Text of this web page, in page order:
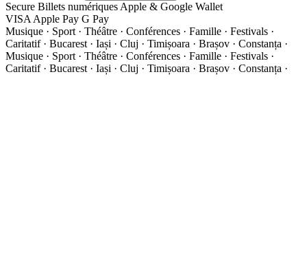
Secure Billets numériques Apple & Google Wallet
VISA Apple Pay G Pay
Musique · Sport · Théâtre · Conférences · Famille · Festivals ·
Caritatif · Bucarest · Iași · Cluj · Timișoara · Brașov · Constanța ·
Musique · Sport · Théâtre · Conférences · Famille · Festivals ·
Caritatif · Bucarest · Iași · Cluj · Timișoara · Brașov · Constanța ·